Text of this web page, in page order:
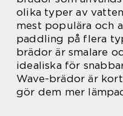
olika typer av
mest populära och
paddling på flera
brädor är smalare
idealiska för
Wave-brädor är
gör dem mer